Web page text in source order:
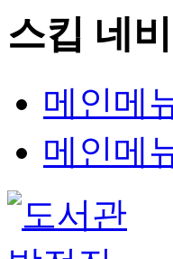
스킵 네
메인메
메인메